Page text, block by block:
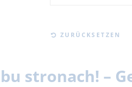
ZURÜCKSETZEN
stronach! –